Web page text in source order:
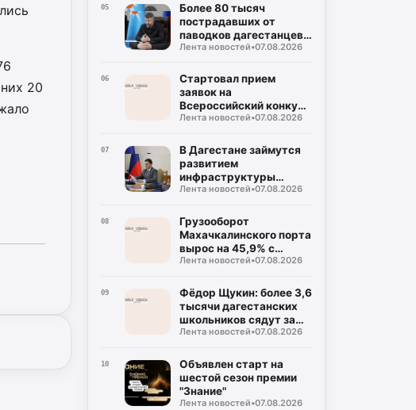
20
05
Более 80 тысяч
пострадавших от
паводков дагестанцев
получили выплаты
Лента новостей•07.08.2026
06
Стартовал прием
заявок на
Всероссийский конкурс
«Столица детского
Лента новостей•07.08.2026
07
В Дагестане займутся
развитием
инфраструктуры
Каспийской флотилии
Лента новостей•07.08.2026
08
Грузооборот
Махачкалинского порта
вырос на 45,9% с
начала года
Лента новостей•07.08.2026
09
Фёдор Щукин: более 3,6
тысячи дагестанских
школьников сядут за
парты новых школ уже
Лента новостей•07.08.2026
10
Объявлен старт на
шестой сезон премии
"Знание"
Лента новостей•07.08.2026